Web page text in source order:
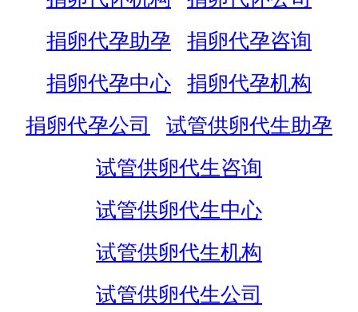
捐卵代孕助孕
捐卵代孕咨询
捐卵代孕中心
捐卵代孕机构
捐卵代孕公司
试管供卵代生助孕
试管供卵代生咨询
试管供卵代生中心
试管供卵代生机构
试管供卵代生公司